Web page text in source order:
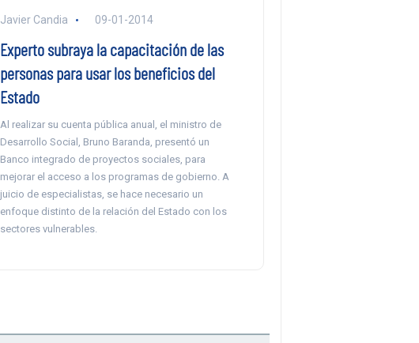
Javier Candia 09-01-2014
Experto subraya la capacitación de las
personas para usar los beneficios del
Estado
Al realizar su cuenta pública anual, el ministro de
Desarrollo Social, Bruno Baranda, presentó un
Banco integrado de proyectos sociales, para
mejorar el acceso a los programas de gobierno. A
juicio de especialistas, se hace necesario un
enfoque distinto de la relación del Estado con los
sectores vulnerables.